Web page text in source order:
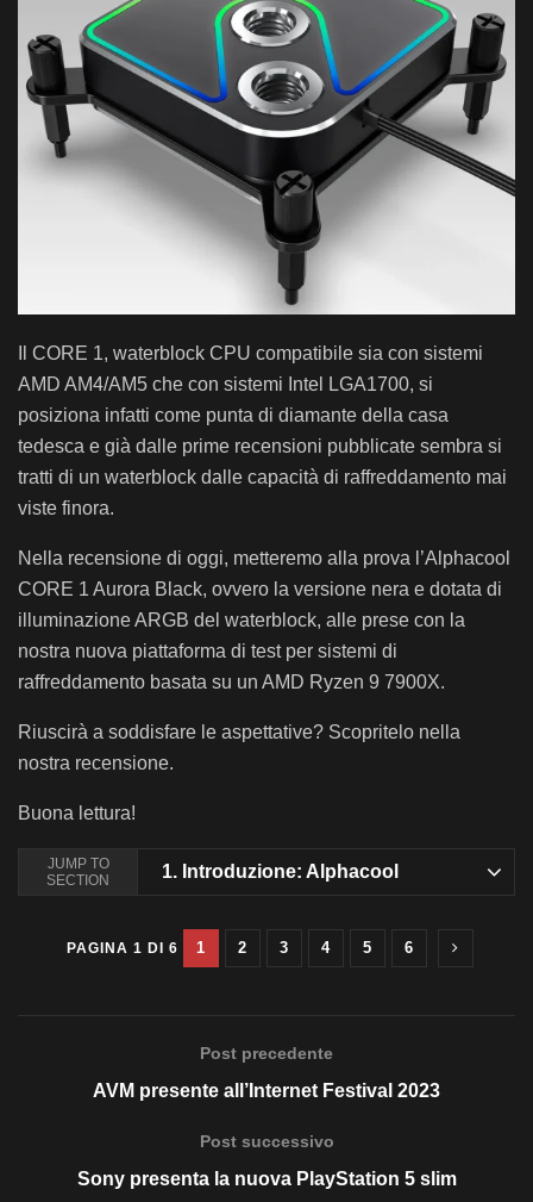
Il CORE 1, waterblock CPU compatibile sia con sistemi
AMD AM4/AM5 che con sistemi Intel LGA1700, si
posiziona infatti come punta di diamante della casa
tedesca e già dalle prime recensioni pubblicate sembra si
tratti di un waterblock dalle capacità di raffreddamento mai
viste finora.
Nella recensione di oggi, metteremo alla prova l’Alphacool
CORE 1 Aurora Black, ovvero la versione nera e dotata di
illuminazione ARGB del waterblock, alle prese con la
nostra nuova piattaforma di test per sistemi di
raffreddamento basata su un AMD Ryzen 9 7900X.
Riuscirà a soddisfare le aspettative? Scopritelo nella
nostra recensione.
Buona lettura!
JUMP TO
SECTION
1. Introduzione: Alphacool
PAGINA 1 DI 6 1 2 3 4 5 6
Post precedente
AVM presente all’Internet Festival 2023
Post successivo
Sony presenta la nuova PlayStation 5 slim